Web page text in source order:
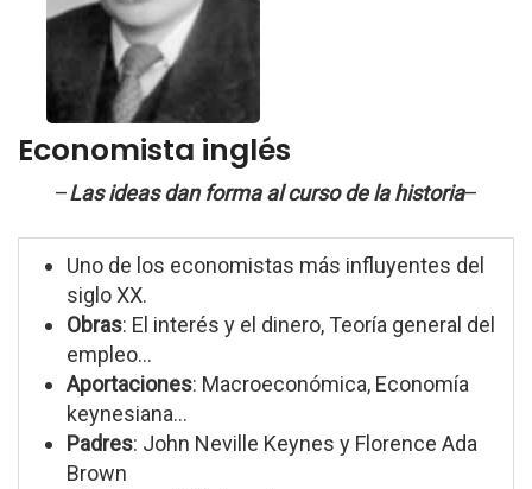
Economista inglés
–Las ideas dan forma al curso de la historia–
Uno de los economistas más influyentes del
siglo XX.
Obras: El interés y el dinero, Teoría general del
empleo...
Aportaciones: Macroeconómica, Economía
keynesiana...
Padres: John Neville Keynes y Florence Ada
Brown